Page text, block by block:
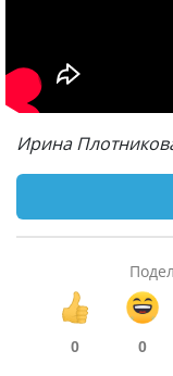
Ирина
0 0